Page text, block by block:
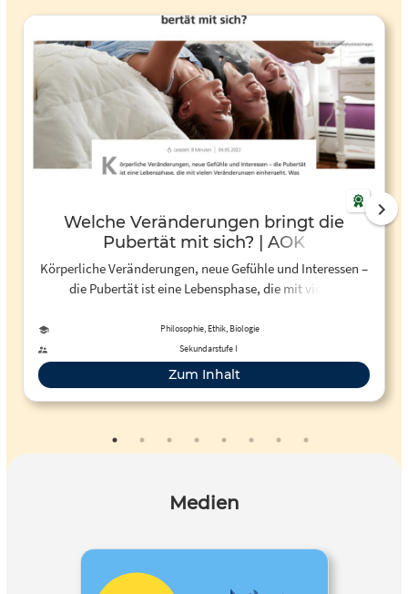
Welche Veränderungen bringt die
Pubertät mit sich? | AOK
Körperliche Veränderungen, neue Gefühle und Interessen –
die Pubertät ist eine Lebensphase, die mit vielen
dieser spannenden, aber manchmal auch schwierigen Zeit
erwartet.
Philosophie, Ethik, Biologie
Sekundarstufe I
Zum Inhalt
Medien